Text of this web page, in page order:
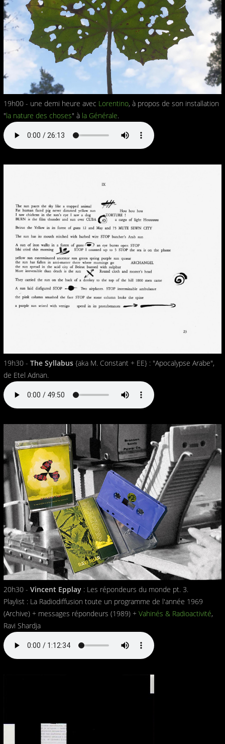
19h00 - une demi heure avec Lorentino, à propos de son installation
"la nature des choses" à la Générale.
19h30 - The Syllabus {aka M. Constant + EE} : "Apocalypse Arabe",
de Etel Adnan.
20h30 - Vincent Epplay : Les répondeurs du monde pt. 3.
Playlist : La Radiodiffusion toute un programme de l'année 1969
(Archive) + messages répondeurs (1989) + Vahinés & Radioactivité,
Ravi Shardja